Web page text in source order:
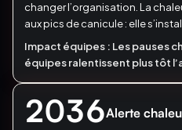
changer l’organisation. La
aux pics de canicule : elle
Impact équipes : Les pauses
équipes ralentissent plus tôt
2036Alerte